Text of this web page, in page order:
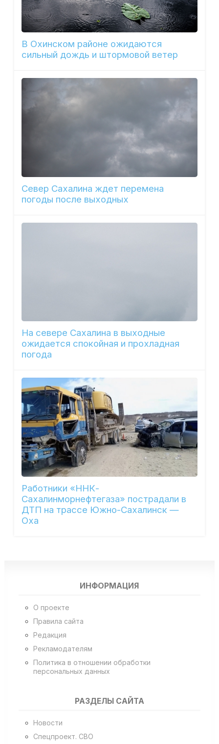
В Охинском районе ожидаются
сильный дождь и штормовой ветер
Север Сахалина ждет перемена
погоды после выходных
На севере Сахалина в выходные
ожидается спокойная и прохладная
погода
Работники «ННК-
Сахалинморнефтегаза» пострадали в
ДТП на трассе Южно-Сахалинск —
Оха
ИНФОРМАЦИЯ
О проекте
Правила сайта
Редакция
Рекламодателям
Политика в отношении обработки
персональных данных
РАЗДЕЛЫ САЙТА
Новости
Спецпроект. СВО